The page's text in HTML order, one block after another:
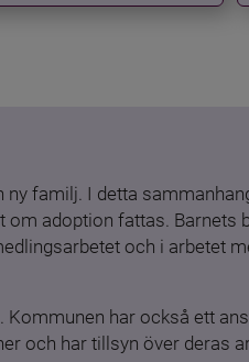
familj. I detta
adoption fattas. Barnets
och i arbetet
har också ett
och har tillsyn över deras